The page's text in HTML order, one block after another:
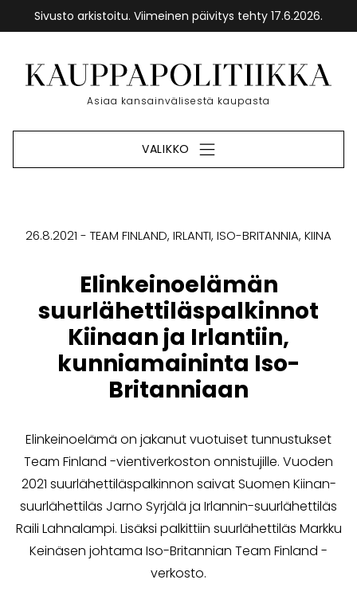
Sivusto arkistoitu. Viimeinen päivitys tehty 17.6.2026.
sisältöön
Etusivu
Asiaa kansainvälisestä kaupasta
VALIKKO
26.8.2021 TEAM FINLAND IRLANTI ISO-BRITANNIA KIINA
Elinkeinoelämän
suurlähettiläspalkinnot
Kiinaan ja Irlantiin,
kunniamaininta Iso-
Britanniaan
Elinkeinoelämä on jakanut vuotuiset tunnustukset
Team Finland -vientiverkoston onnistujille. Vuoden
2021 suurlähettiläspalkinnon saivat Suomen Kiinan-
suurlähettiläs Jarno Syrjälä ja Irlannin-suurlähettiläs
Raili Lahnalampi. Lisäksi palkittiin suurlähettiläs Markku
Keinäsen johtama Iso-Britannian Team Finland -
verkosto.